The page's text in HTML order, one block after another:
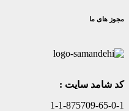
مجوز های ما
کد شامد سایت :
1-1-875709-65-0-1